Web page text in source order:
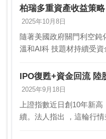
有助於減輕通膨及企業成
柏瑞多重資產收益策
2025年10月8日
隨著美國政府關門利空
溫和AI科 技題材持續受
有助於減輕通膨及企業成
IPO復甦+資金回流 陸
2025年9月18日
上證指數近日創10年新
續。法人指出 ，這輪行